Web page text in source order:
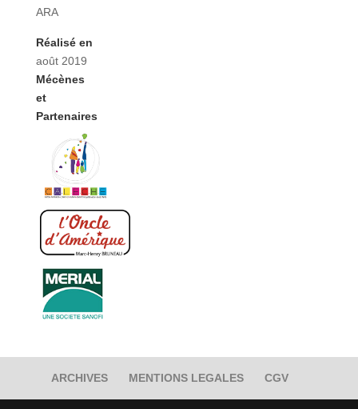
ARA
Réalisé en
août 2019
Mécènes
et
Partenaires
ARCHIVES MENTIONS LEGALES CGV